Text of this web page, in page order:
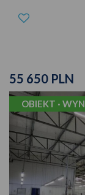
55 650 PLN
OBIEKT ·